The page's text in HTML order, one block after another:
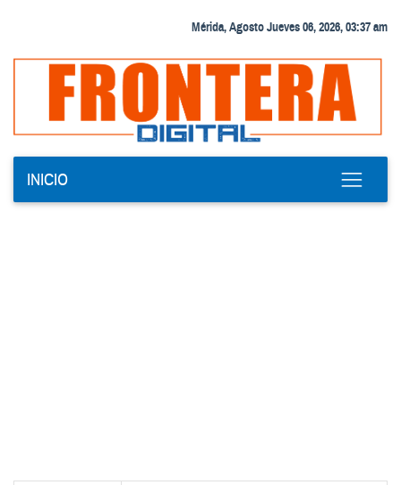
Mérida, Agosto Jueves 06, 2026, 03:37 am
INICIO